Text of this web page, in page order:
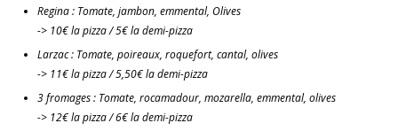
Regina : Tomate, jambon, emmental, Olives
-> 10€ la pizza / 5€ la demi-pizza
Larzac : Tomate, poireaux, roquefort, cantal, olives
-> 11€ la pizza / 5,50€ la demi-pizza
3 fromages : Tomate, rocamadour, mozarella, emmental, olives
-> 12€ la pizza / 6€ la demi-pizza